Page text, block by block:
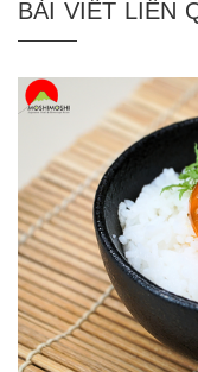
BÀI VIẾT LIÊN